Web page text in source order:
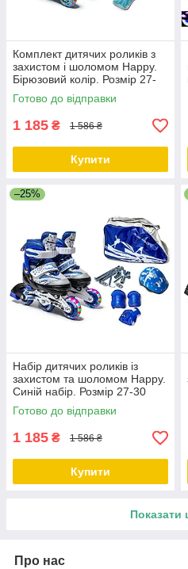
Комплект дитячих роликів з
захистом і шоломом Happy.
Бірюзовий колір. Розмір 27-
30
Готово до відправки
1 185 ₴ 1 586 ₴
Купити
–25%
Набір дитячих роликів із
захистом та шоломом Happy.
Синій набір. Розмір 27-30
Готово до відправки
1 185 ₴ 1 586 ₴
Купити
Показати
Про нас